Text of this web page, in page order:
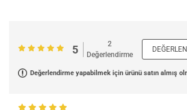
5
2
Değerlendirme
Değerlendirme yapabilmek için ürünü satın almış